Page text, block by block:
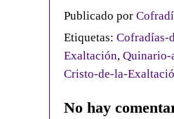
Publicado por
Etiquetas: Cofradías-
Exaltación, Quinario-
Cristo-de-la-
No hay